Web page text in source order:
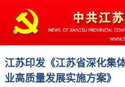
江苏印发《江苏省深化集
业高质量发展实施方案》